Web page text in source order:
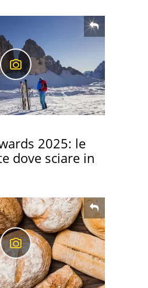
2025: le
dove sciare in